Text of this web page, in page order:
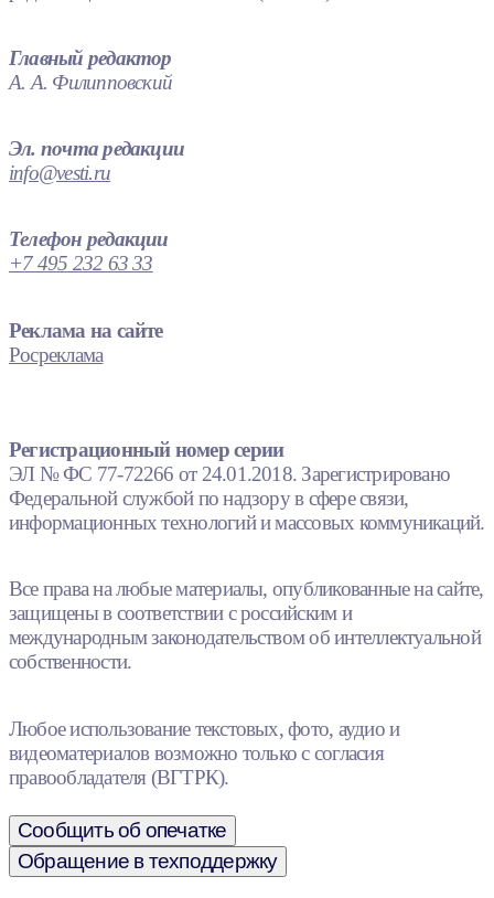
Главный редактор
А. А. Филипповский
Эл. почта редакции
info@vesti.ru
Телефон редакции
+7 495 232 63 33
Реклама на сайте
Росреклама
Регистрационный номер серии
ЭЛ № ФС 77-72266 от 24.01.2018. Зарегистрировано
Федеральной службой по надзору в сфере связи,
информационных технологий и массовых коммуникаций.
Все права на любые материалы, опубликованные на сайте,
защищены в соответствии с российским и
международным законодательством об интеллектуальной
собственности.
Любое использование текстовых, фото, аудио и
видеоматериалов возможно только с согласия
правообладателя (ВГТРК).
Сообщить об опечатке
Обращение в техподдержку